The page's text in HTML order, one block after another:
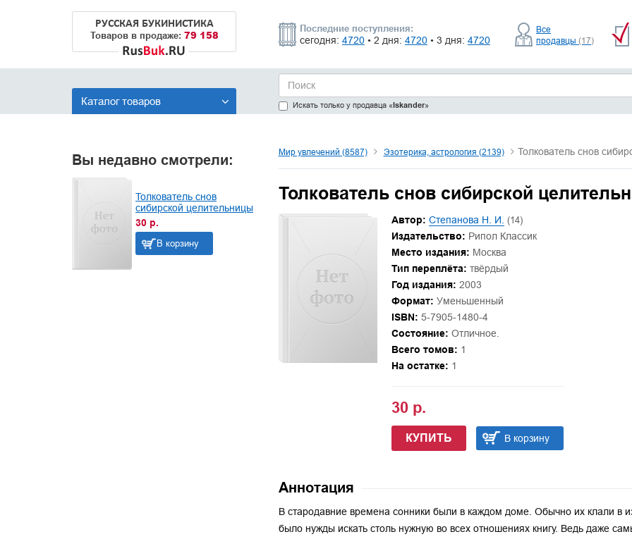
РУССКАЯ БУКИНИСТИКА
Товаров в продаже: 79 158
Последние поступления:
сегодня: 4720 • 2 дня: 4720 • 3 дня: 4720
Все
продавцы (17)
Каталог товаров Искать только у продавца «Iskander»
Вы недавно смотрели:
Толкователь снов
сибирской целительницы
30 р.
В корзину
Мир увлечений (8587) Эзотерика, астрология (2139) Толкователь снов
Толкователь снов сибирской
Автор: Степанова Н. И. (14)
Издательство: Рипол Классик
Место издания: Москва
Тип переплёта: твёрдый
Год издания: 2003
Формат: Уменьшенный
ISBN: 5-7905-1480-4
Состояние: Отличное.
Всего томов: 1
На остатке: 1
30 р.
КУПИТЬ В корзину
Аннотация
В стародавние времена сонники были в каждом доме. Обычно их клали в
было нужды искать столь нужную во всех отношениях книгу. Ведь даже